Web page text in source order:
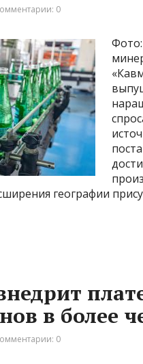
0
географии
в более
0